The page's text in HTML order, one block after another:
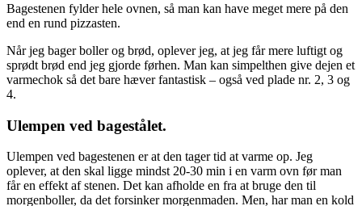
Bagestenen fylder hele ovnen, så man kan have meget mere på den
end en rund pizzasten.
Når jeg bager boller og brød, oplever jeg, at jeg får mere luftigt og
sprødt brød end jeg gjorde førhen. Man kan simpelthen give dejen et
varmechok så det bare hæver fantastisk – også ved plade nr. 2, 3 og
4.
Ulempen ved bagestålet.
Ulempen ved bagestenen er at den tager tid at varme op. Jeg
oplever, at den skal ligge mindst 20-30 min i en varm ovn før man
får en effekt af stenen. Det kan afholde en fra at bruge den til
morgenboller, da det forsinker morgenmaden. Men, har man en kold